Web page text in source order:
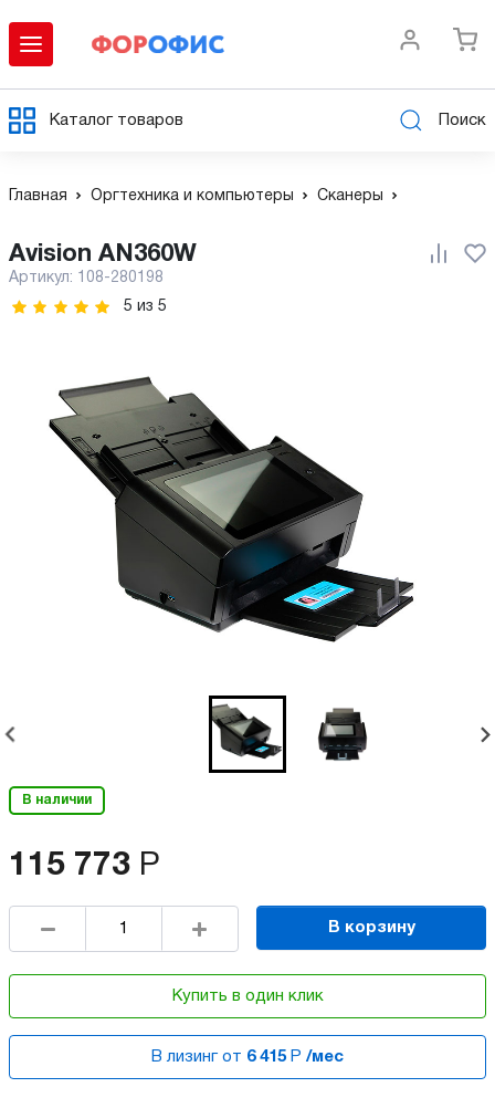
Каталог товаров Поиск
Главная Оргтехника и компьютеры Сканеры
Avision AN360W
Артикул: 108-280198
5 из 5
В наличии
115 773 Р
В корзину
Купить в один клик
В лизинг от 6 415 Р /мес